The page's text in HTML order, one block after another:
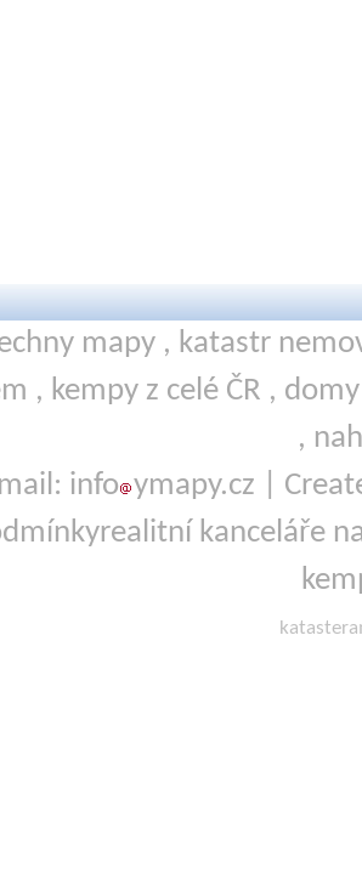
mapy , katastr
, kempyz celé ČR ,
,
info ymapy.cz |
realitní kanceláře